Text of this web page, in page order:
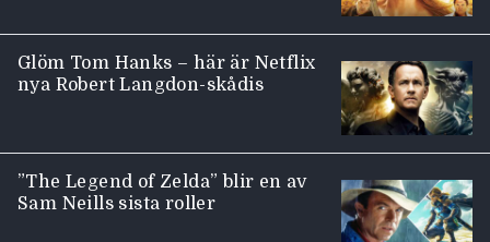
Glöm Tom Hanks – här är Netflix
nya Robert Langdon-skådis
”The Legend of Zelda” blir en av
Sam Neills sista roller